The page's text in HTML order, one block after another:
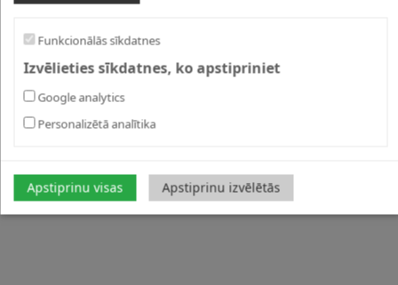
Funkcionālās sīkdatnes
Izvēlieties sīkdatnes, ko apstipriniet
Google analytics
Personalizētā analītika
Apstiprinu visas Apstiprinu izvēlētās